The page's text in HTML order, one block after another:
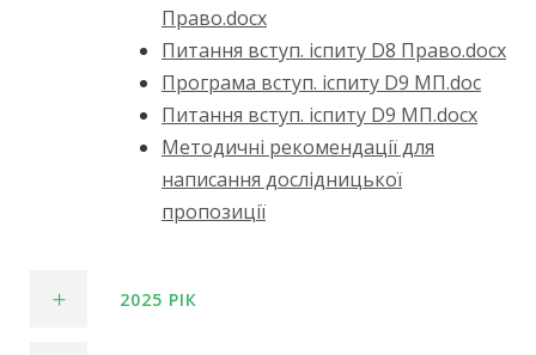
Право.docx
Питання вступ. іспиту D8 Право.docx
Програма вступ. іспиту D9 МП.doc
Питання вступ. іспиту D9 МП.docx
Методичні рекомендації для
написання дослідницької
пропозиції
2025 РІК